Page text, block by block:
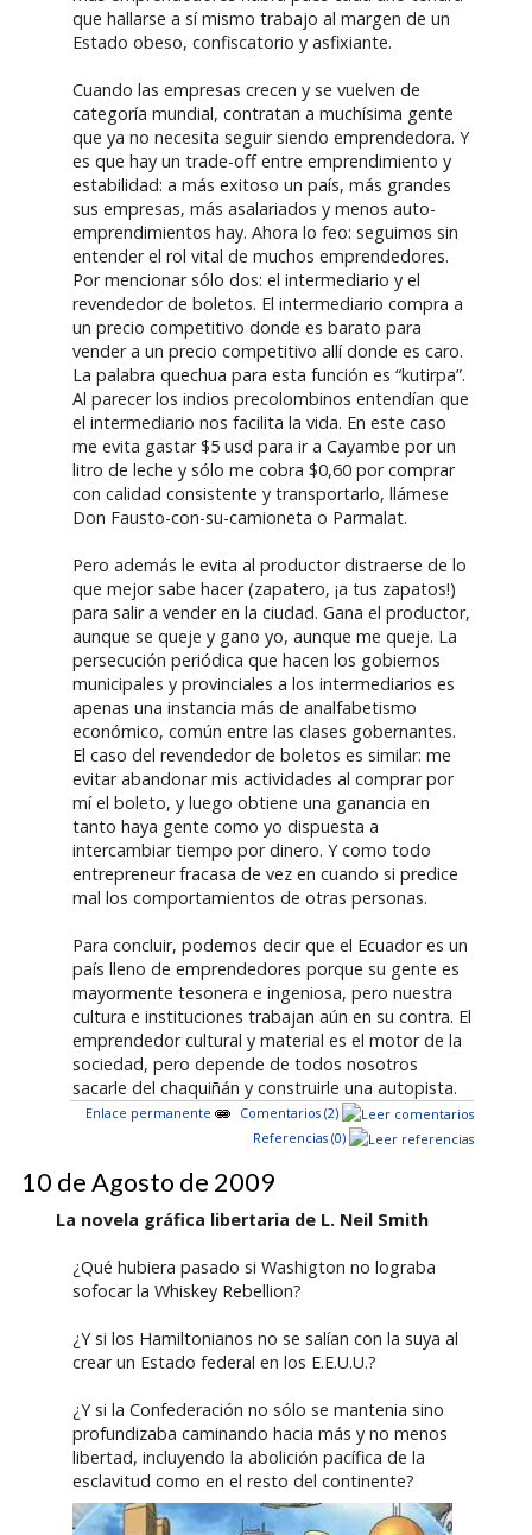
que hallarse a sí mismo trabajo al margen de un
Estado obeso, confiscatorio y asfixiante.
Cuando las empresas crecen y se vuelven de
categoría mundial, contratan a muchísima gente
que ya no necesita seguir siendo emprendedora. Y
es que hay un trade-off entre emprendimiento y
estabilidad: a más exitoso un país, más grandes
sus empresas, más asalariados y menos auto-
emprendimientos hay. Ahora lo feo: seguimos sin
entender el rol vital de muchos emprendedores.
Por mencionar sólo dos: el intermediario y el
revendedor de boletos. El intermediario compra a
un precio competitivo donde es barato para
vender a un precio competitivo allí donde es caro.
La palabra quechua para esta función es “kutirpa”.
Al parecer los indios precolombinos entendían que
el intermediario nos facilita la vida. En este caso
me evita gastar $5 usd para ir a Cayambe por un
litro de leche y sólo me cobra $0,60 por comprar
con calidad consistente y transportarlo, llámese
Don Fausto-con-su-camioneta o Parmalat.
Pero además le evita al productor distraerse de lo
que mejor sabe hacer (zapatero, ¡a tus zapatos!)
para salir a vender en la ciudad. Gana el productor,
aunque se queje y gano yo, aunque me queje. La
persecución periódica que hacen los gobiernos
municipales y provinciales a los intermediarios es
apenas una instancia más de analfabetismo
económico, común entre las clases gobernantes.
El caso del revendedor de boletos es similar: me
evitar abandonar mis actividades al comprar por
mí el boleto, y luego obtiene una ganancia en
tanto haya gente como yo dispuesta a
intercambiar tiempo por dinero. Y como todo
entrepreneur fracasa de vez en cuando si predice
mal los comportamientos de otras personas.
Para concluir, podemos decir que el Ecuador es un
país lleno de emprendedores porque su gente es
mayormente tesonera e ingeniosa, pero nuestra
cultura e instituciones trabajan aún en su contra. El
emprendedor cultural y material es el motor de la
sociedad, pero depende de todos nosotros
sacarle del chaquiñán y construirle una autopista.
Enlace permanente
Comentarios (2)
Referencias (0)
10 de Agosto de 2009
La novela gráfica libertaria de L. Neil Smith
¿Qué hubiera pasado si Washigton no lograba
sofocar la Whiskey Rebellion?
¿Y si los Hamiltonianos no se salían con la suya al
crear un Estado federal en los E.E.U.U.?
¿Y si la Confederación no sólo se mantenia sino
profundizaba caminando hacia más y no menos
libertad, incluyendo la abolición pacífica de la
esclavitud como en el resto del continente?